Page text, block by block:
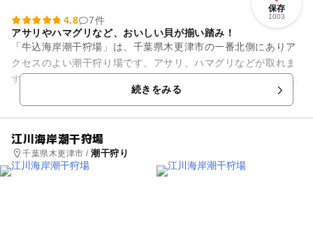
保存
1003
4.8
7件
アサリやハマグリなど、おいしい貝が揃い踏み！
「牛込海岸潮干狩場」は、千葉県木更津市の一番北側にありア
クセスのよい潮干狩り場です。アサリ、ハマグリなどが取れま
す。 場内には休憩施設、食堂、売店、お持ち帰り用の海水汲み
続きをみる
江川海岸潮干狩場
千葉県木更津市 /潮干狩り